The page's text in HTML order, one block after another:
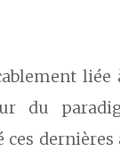
liée
du
dernières